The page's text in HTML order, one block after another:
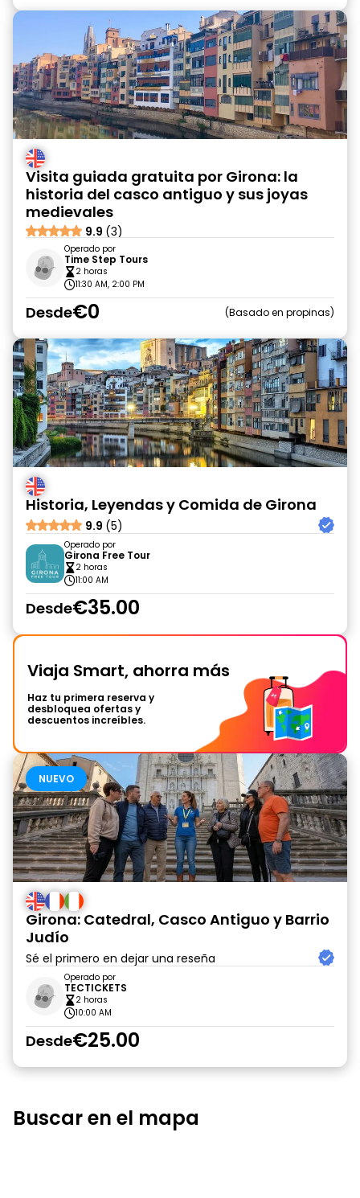
Visita guiada gratuita por Girona: la
historia del casco antiguo y sus joyas
medievales
9.9 (3)
Operado por
Time Step Tours
2 horas
11:30 AM, 2:00 PM
Desde€0 Basado en propinas
Historia, Leyendas y Comida de Girona
9.9 (5)
Operado por
Girona Free Tour
2 horas
11:00 AM
Desde€35.00
Viaja Smart, ahorra más
Haz tu primera reserva y
desbloquea ofertas y
descuentos increíbles.
NUEVO
Girona: Catedral, Casco Antiguo y Barrio
Judío
Sé el primero en dejar una reseña
Operado por
TECTICKETS
2 horas
10:00 AM
Desde€25.00
Buscar en el mapa